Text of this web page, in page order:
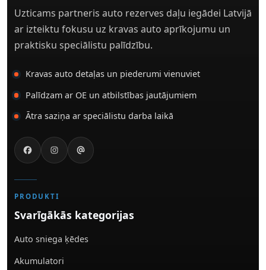
Uzticams partneris auto rezerves daļu iegādei Latvijā
ar izteiktu fokusu uz kravas auto aprīkojumu un
praktisku speciālistu palīdzību.
Kravas auto detaļas un piederumi vienuviet
Palīdzam ar OE un atbilstības jautājumiem
Ātra saziņa ar speciālistu darba laikā
PRODUKTI
Svarīgākās kategorijas
Auto sniega ķēdes
Akumulatori